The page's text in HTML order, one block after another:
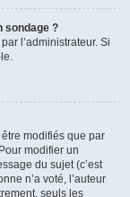
sondage ?
l’administrateur. Si
modifiés que par
modifier un
du sujet (c’est
n’a voté, l’auteur
seuls les